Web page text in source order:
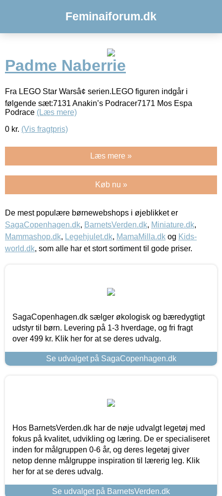
Feminaiforum.dk
Padme Naberrie
Fra LEGO Star Warsâ¢ serien.LEGO figuren indgår i
følgende sæt:7131 Anakin’s Podracer7171 Mos Espa
Podrace (Læs mere)
0 kr. (Vis fragtpris)
Læs mere »
Køb nu »
De mest populære børnewebshops i øjeblikket er
SagaCopenhagen.dk, BarnetsVerden.dk, Miniature.dk,
Mammashop.dk, Legehjulet.dk, MamaMilla.dk og Kids-
world.dk, som alle har et stort sortiment til gode priser.
SagaCopenhagen.dk sælger økologisk og bæredygtigt
udstyr til børn. Levering på 1-3 hverdage, og fri fragt
over 499 kr. Klik her for at se deres udvalg.
Se udvalget på SagaCopenhagen.dk
Hos BarnetsVerden.dk har de nøje udvalgt legetøj med
fokus på kvalitet, udvikling og læring. De er specialiseret
inden for målgruppen 0-6 år, og deres legetøj giver
netop denne målgruppe inspiration til lærerig leg. Klik
her for at se deres udvalg.
Se udvalget på BarnetsVerden.dk